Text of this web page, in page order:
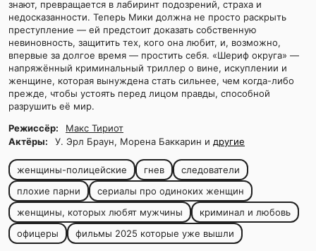
знают, превращается в лабиринт подозрений, страха и
недосказанности. Теперь Мики должна не просто раскрыть
преступление — ей предстоит доказать собственную
невиновность, защитить тех, кого она любит, и, возможно,
впервые за долгое время — простить себя. «Шериф округа» —
напряжённый криминальный триллер о вине, искуплении и
женщине, которая вынуждена стать сильнее, чем когда-либо
прежде, чтобы устоять перед лицом правды, способной
разрушить её мир.
Режиссёр:
Макс Тириот
Актёры:
У. Эрл Браун, Морена Баккарин и другие
женщины-полицейские гнев
следователи
плохие парни
сериалы про одиноких женщин
женщины, которых любят мужчины
криминал и любовь
офицеры
фильмы 2025 которые уже вышли